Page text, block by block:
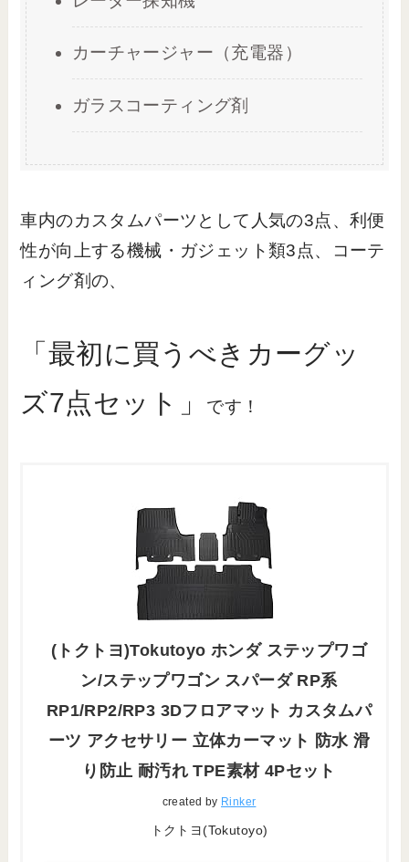
カーチャージャー（充電器）
ガラスコーティング剤
車内のカスタムパーツとして人気の3点、利便
性が向上する機械・ガジェット類3点、コーテ
ィング剤の、
「最初に買うべきカーグッ
ズ7点セット」
です！
(トクトヨ)Tokutoyo ホンダ ステップワゴ
ン/ステップワゴン スパーダ RP系
RP1/RP2/RP3 3Dフロアマット カスタムパ
ーツ アクセサリー 立体カーマット 防水 滑
り防止 耐汚れ TPE素材 4Pセット
created by Rinker
トクトヨ(Tokutoyo)